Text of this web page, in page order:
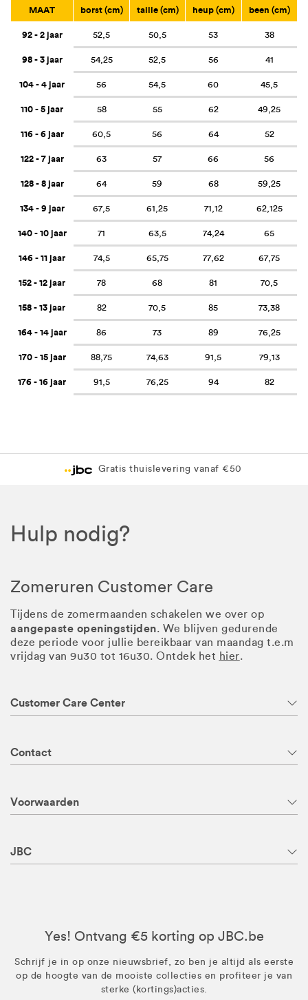
MAAT borst (cm) taille (cm) heup (cm) been (cm)
92 - 2 jaar 52,5 50,5 53 38
98 - 3 jaar 54,25 52,5 56 41
104 - 4 jaar 56 54,5 60 45,5
110 - 5 jaar 58 55 62 49,25
116 - 6 jaar 60,5 56 64 52
122 - 7 jaar 63 57 66 56
128 - 8 jaar 64 59 68 59,25
134 - 9 jaar 67,5 61,25 71,12 62,125
140 - 10 jaar 71 63,5 74,24 65
146 - 11 jaar 74,5 65,75 77,62 67,75
152 - 12 jaar 78 68 81 70,5
158 - 13 jaar 82 70,5 85 73,38
164 - 14 jaar 86 73 89 76,25
170 - 15 jaar 88,75 74,63 91,5 79,13
176 - 16 jaar 91,5 76,25 94 82
Gratis thuislevering vanaf €50
Hulp nodig?
Zomeruren Customer Care
Tijdens de zomermaanden schakelen we over op
aangepaste openingstijden. We blijven gedurende
deze periode voor jullie bereikbaar van maandag t.e.m
vrijdag van 9u30 tot 16u30. Ontdek het hier.
Customer Care Center
Contact
Voorwaarden
JBC
Yes! Ontvang €5 korting op JBC.be
Schrijf je in op onze nieuwsbrief, zo ben je altijd als eerste
op de hoogte van de mooiste collecties en profiteer je van
sterke (kortings)acties.